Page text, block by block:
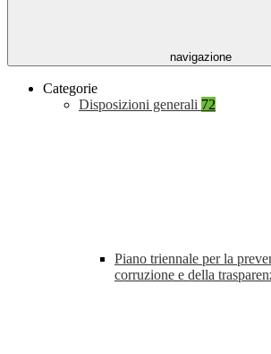
navigazione
Categorie
Disposizioni generali 72
Piano triennale per la
corruzione e della